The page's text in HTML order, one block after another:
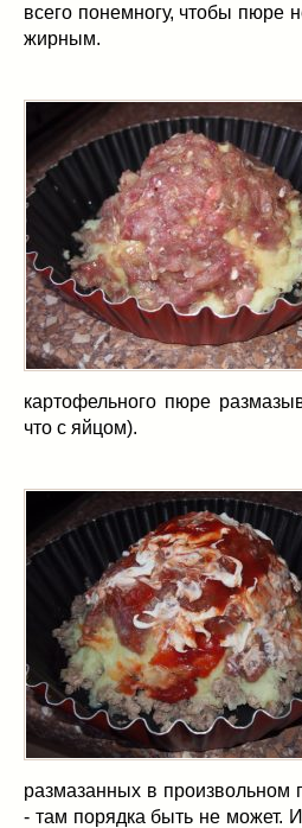
всего понемногу, чтобы пюре
жирным.
картофельного пюре
что с яйцом).
размазанных в произвольном
- там порядка быть не может.